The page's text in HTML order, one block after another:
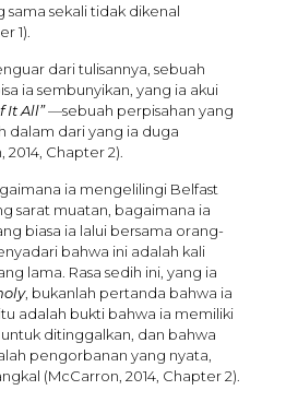
sama sekali tidak dikenal
1).
dari tulisannya, sebuah
ia sembunyikan, yang ia akui
It All”—sebuah perpisahan yang
dalam dari yang ia duga
Chapter 2).
ia mengelilingi Belfast
sarat muatan, bagaimana ia
biasa ia lalui bersama orang-
bahwa ini adalah kali
lama. Rasa sedih ini, yang ia
, bukanlah pertanda bahwa ia
adalah bukti bahwa ia memiliki
ditinggalkan, dan bahwa
pengorbanan yang nyata,
(McCarron, 2014, Chapter 2).